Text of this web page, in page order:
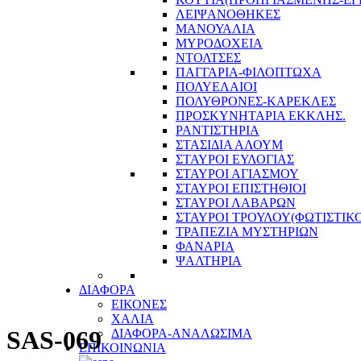
ΛΕΙΨΑΝΟΘΗΚΕΣ
ΜΑΝΟΥΑΛΙΑ
ΜΥΡΟΔΟΧΕΙΑ
ΝΤΟΛΤΣΕΣ
ΠΑΓΓΑΡΙΑ-ΦΙΛΟΠΤΩΧΑ
ΠΟΛΥΕΛΑΙΟΙ
ΠΟΛΥΘΡΟΝΕΣ-ΚΑΡΕΚΛΕΣ
ΠΡΟΣΚΥΝΗΤΑΡΙΑ ΕΚΚΛΗΣ.
ΡΑΝΤΙΣΤΗΡΙΑ
ΣΤΑΣΙΔΙΑ ΑΛΟΥΜ
ΣΤΑΥΡΟΙ ΕΥΛΟΓΙΑΣ
ΣΤΑΥΡΟΙ ΑΓΙΑΣΜΟΥ
ΣΤΑΥΡΟΙ ΕΠΙΣΤΗΘΙΟΙ
ΣΤΑΥΡΟΙ ΛΑΒΑΡΩΝ
ΣΤΑΥΡΟΙ
ΤΡΑΠΕΖΙΑ ΜΥΣΤΗΡΙΩΝ
ΦΑΝΑΡΙΑ
ΨΑΛΤΗΡΙΑ
ΔΙΑΦΟΡΑ
ΕΙΚΟΝΕΣ
ΧΑΛΙΑ
ΔΙΑΦΟΡΑ-ΑΝΑΛΩΣΙΜΑ
ΕΠΙΚΟΙΝΩΝΙΑ
SAS-069